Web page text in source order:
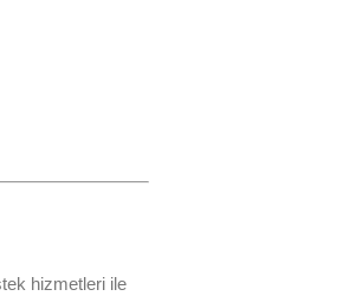
hizmetleri ile